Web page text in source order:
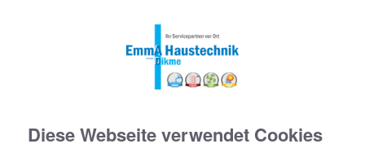
Diese Webseite verwendet Cookies